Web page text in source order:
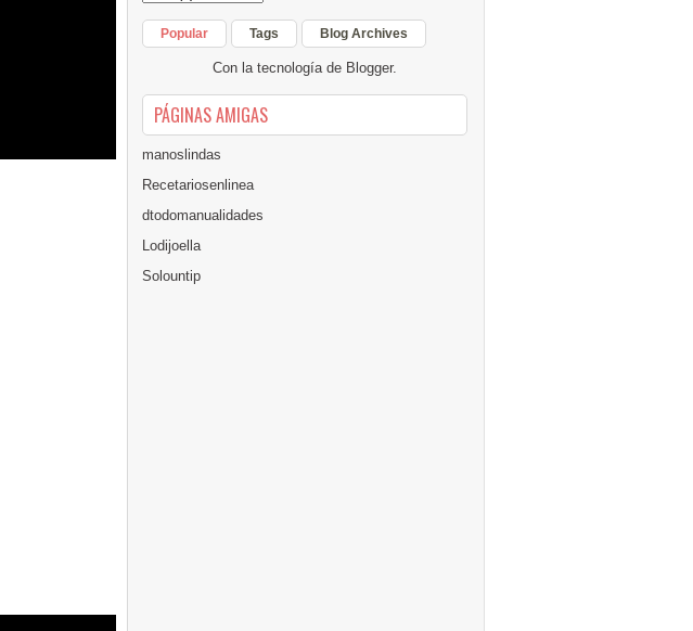
Popular Tags Blog Archives
Con la tecnología de Blogger.
PÁGINAS AMIGAS
manoslindas
Recetariosenlinea
dtodomanualidades
Lodijoella
Solountip